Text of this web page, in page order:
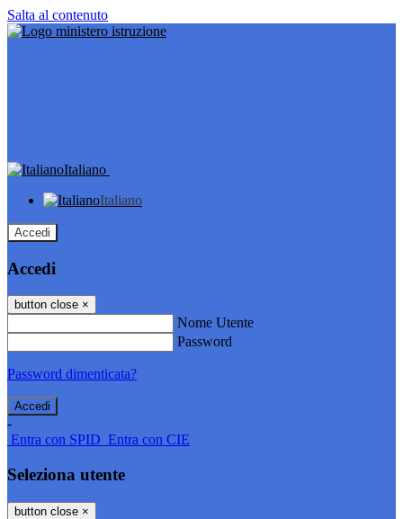
Salta al contenuto
Italiano
Italiano
Accedi
Accedi
button close ×
Nome Utente
Password
Password dimenticata?
-
Entra con SPID Entra con CIE
Seleziona utente
button close ×